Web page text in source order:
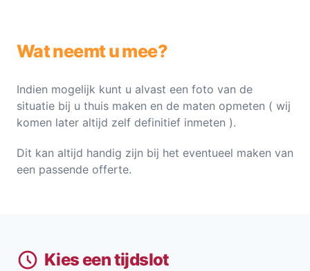
Wat neemt u mee?
Indien mogelijk kunt u alvast een foto van de
situatie bij u thuis maken en de maten opmeten ( wij
komen later altijd zelf definitief inmeten ).
Dit kan altijd handig zijn bij het eventueel maken van
een passende offerte.
Kies een tijdslot